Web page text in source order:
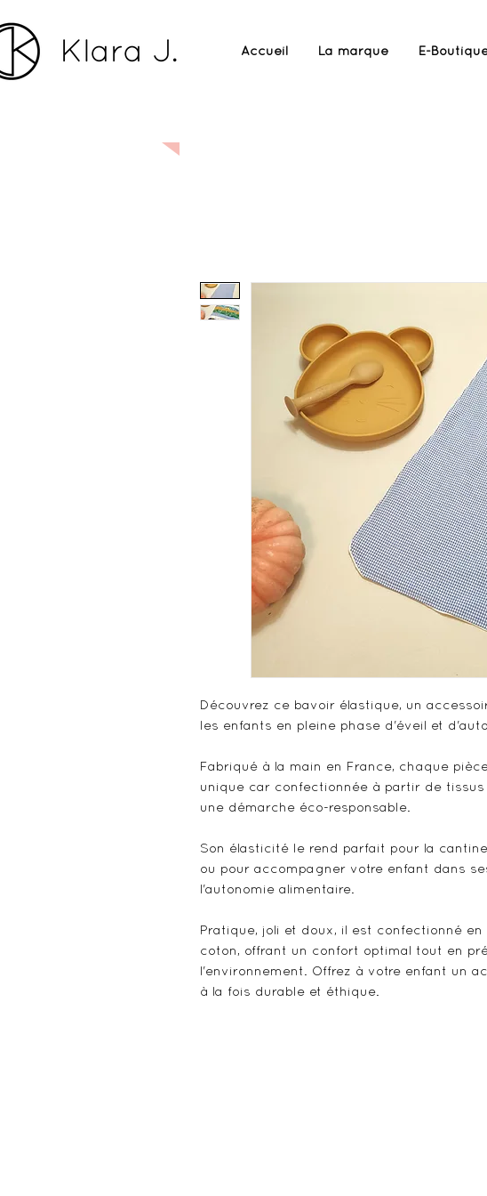
Accueil La marque E-
Découvrez ce bavoir élastique, un
les enfants en pleine phase d'éveil et
Fabriqué à la main en France, chaque
unique car confectionnée à partir de
une démarche éco-responsable.
Son élasticité le rend parfait pour la
ou pour accompagner votre enfant dans
l'autonomie alimentaire.
Pratique, joli et doux, il est confectionné
coton, offrant un confort optimal tout en
l'environnement. Offrez à votre enfant un
à la fois durable et éthique.